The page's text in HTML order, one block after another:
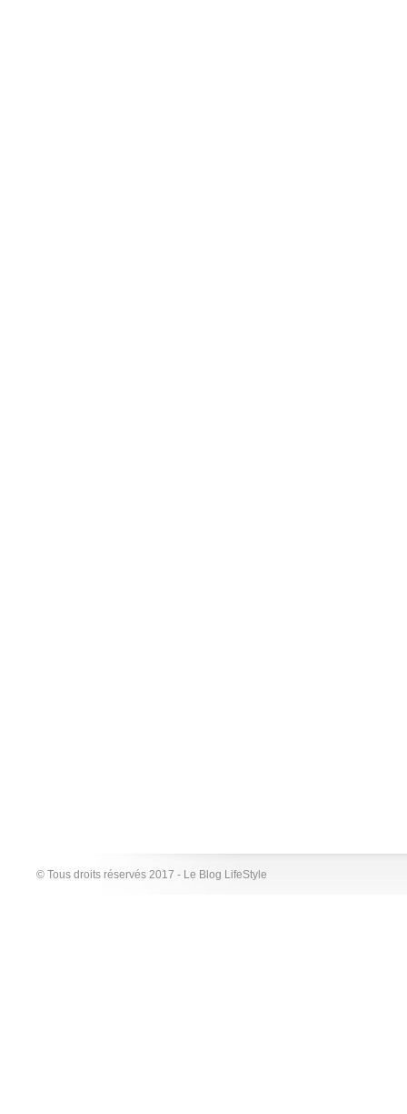
© Tous droits réservés 2017 - Le Blog LifeStyle